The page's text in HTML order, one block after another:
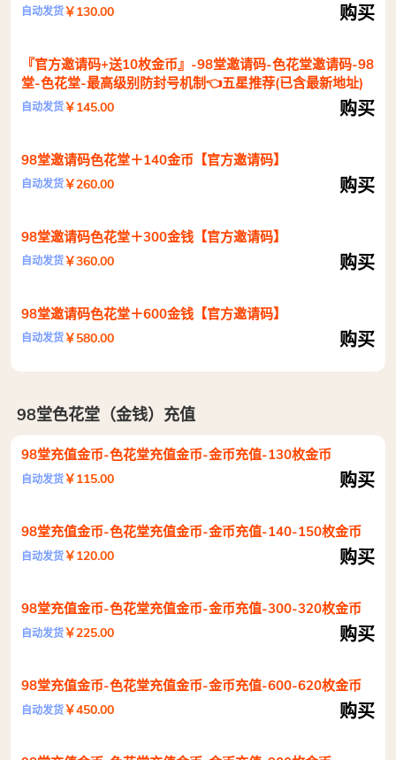
自动发货￥130.00 购买
『官方邀请码+送10枚金币』-98堂邀请码-色花堂邀请码-98
堂-色花堂-最高级别防封号机制👈五星推荐(已含最新地址)
自动发货￥145.00 购买
98堂邀请码色花堂＋140金币【官方邀请码】
自动发货￥260.00 购买
98堂邀请码色花堂＋300金钱【官方邀请码】
自动发货￥360.00 购买
98堂邀请码色花堂＋600金钱【官方邀请码】
自动发货￥580.00 购买
98堂色花堂（金钱）充值
98堂充值金币-色花堂充值金币-金币充值-130枚金币
自动发货￥115.00 购买
98堂充值金币-色花堂充值金币-金币充值-140-150枚金币
自动发货￥120.00 购买
98堂充值金币-色花堂充值金币-金币充值-300-320枚金币
自动发货￥225.00 购买
98堂充值金币-色花堂充值金币-金币充值-600-620枚金币
自动发货￥450.00 购买